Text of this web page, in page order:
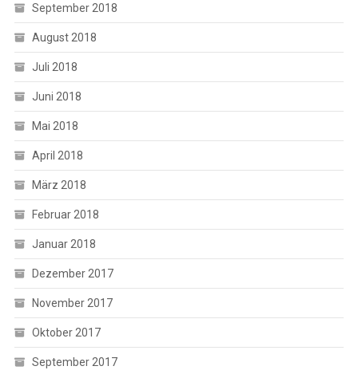
September 2018
August 2018
Juli 2018
Juni 2018
Mai 2018
April 2018
März 2018
Februar 2018
Januar 2018
Dezember 2017
November 2017
Oktober 2017
September 2017